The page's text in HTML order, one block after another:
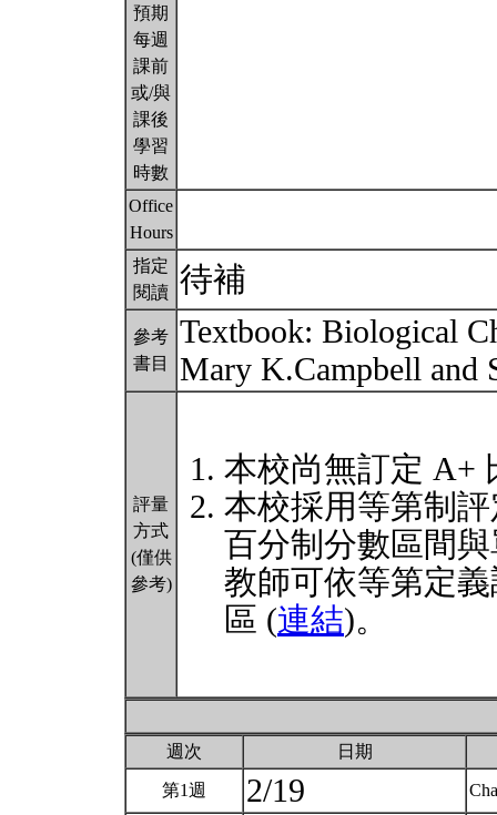
預期
每週
課前
或/與
課後
學習
時數
Office
Hours
指定
閱讀 待補
參考
書目
Textbook: Biological
Mary K.Campbell and
評量
方式
(僅供
參考)
本校尚無訂定 A+
本校採用等第制
百分制分數區間
教師可依等第定
區 (連結)。
週次 日期
第1週 2/19